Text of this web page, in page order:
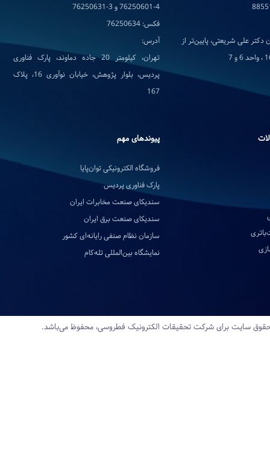
76250601-4 و 3-76250631
فکس: 76250634
آدرس:
تهران، کیلومتر 20 جاده دماوند، پارک فناوری
پردیس، بلوار پژوهش، خیابان نوآوری 16، پلاک
167
دکتر علی شریعتی، پایین‌تر از
پیوندهای مهم
فروشگاه الکترونیکی توان‌پایا
پارک فناوری پردیس
سندیکای صنعت مخابرات ایران
سندیکای صنعت برق ایران
سازمان نظام صنفی رایانه‌ای کشور
نمایشگاه بین‌المللی تله‌کام
سایت برای شرکت تحقیقات‌ الکترونیک‌ فطروسی، محفوظ می‌باشد.